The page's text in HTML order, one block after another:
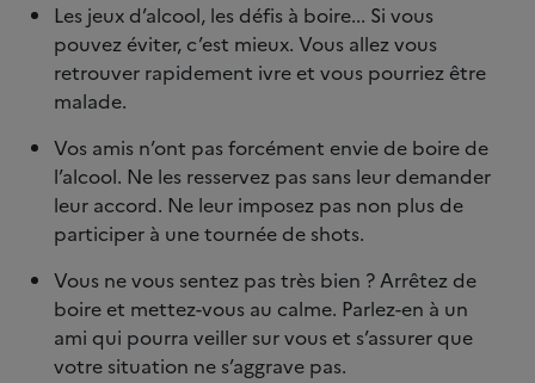
Les jeux d’alcool, les défis à boire... Si vous
pouvez éviter, c’est mieux. Vous allez vous
retrouver rapidement ivre et vous pourriez être
malade.
Vos amis n’ont pas forcément envie de boire de
l’alcool. Ne les resservez pas sans leur demander
leur accord. Ne leur imposez pas non plus de
participer à une tournée de shots.
Vous ne vous sentez pas très bien ? Arrêtez de
boire et mettez-vous au calme. Parlez-en à un
ami qui pourra veiller sur vous et s’assurer que
votre situation ne s’aggrave pas.